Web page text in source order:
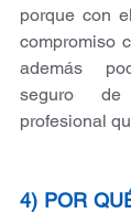
porque con
compromiso
además
seguro de
profesional
4) POR